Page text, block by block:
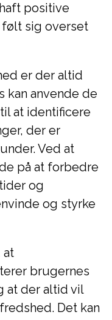
positive
følt sig overset
er der altid
kan anvende de
at identificere
der er
Ved at
på at forbedre
og
og styrke
at
brugernes
at der altid vil
Det kan